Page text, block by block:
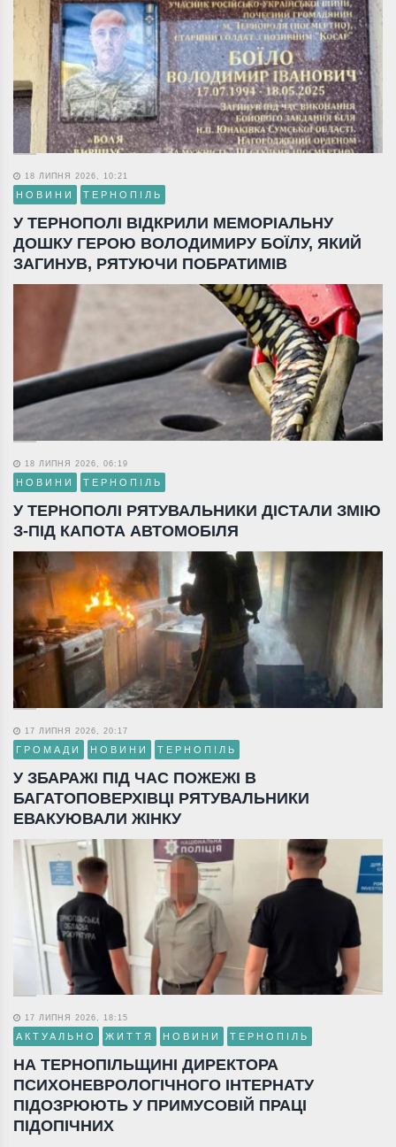
18 ЛИПНЯ 2026, 10:21
НОВИНИ ТЕРНОПІЛЬ
У ТЕРНОПОЛІ ВІДКРИЛИ МЕМОРІАЛЬНУ
ДОШКУ ГЕРОЮ ВОЛОДИМИРУ БОЇЛУ, ЯКИЙ
ЗАГИНУВ, РЯТУЮЧИ ПОБРАТИМІВ
18 ЛИПНЯ 2026, 06:19
НОВИНИ ТЕРНОПІЛЬ
У ТЕРНОПОЛІ РЯТУВАЛЬНИКИ ДІСТАЛИ ЗМІЮ
З-ПІД КАПОТА АВТОМОБІЛЯ
17 ЛИПНЯ 2026, 20:17
ГРОМАДИ НОВИНИ ТЕРНОПІЛЬ
У ЗБАРАЖІ ПІД ЧАС ПОЖЕЖІ В
БАГАТОПОВЕРХІВЦІ РЯТУВАЛЬНИКИ
ЕВАКУЮВАЛИ ЖІНКУ
17 ЛИПНЯ 2026, 18:15
АКТУАЛЬНО ЖИТТЯ НОВИНИ ТЕРНОПІЛЬ
НА ТЕРНОПІЛЬЩИНІ ДИРЕКТОРА
ПСИХОНЕВРОЛОГІЧНОГО ІНТЕРНАТУ
ПІДОЗРЮЮТЬ У ПРИМУСОВІЙ ПРАЦІ
ПІДОПІЧНИХ